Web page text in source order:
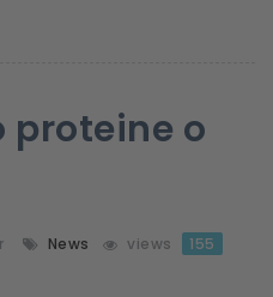
proteine o
News views 155